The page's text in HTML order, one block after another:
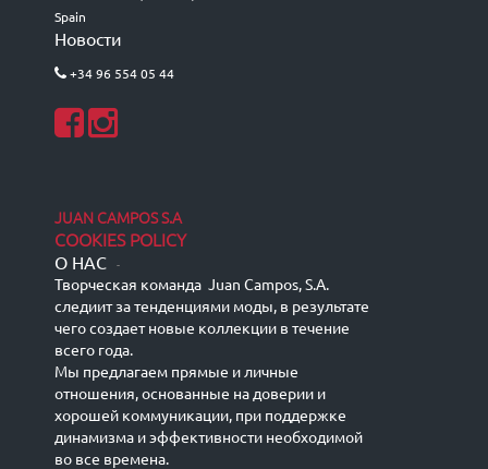
Spain
Новости
+34 96 554 05 44
JUAN CAMPOS S.A
COOKIES POLICY
О НАС -
Творческая команда Juan Campos, S.A.
следиит за тенденциями моды, в результате
чего создает новые коллекции в течение
всего года.
Мы предлагаем прямые и личные
отношения, основанные на доверии и
хорошей коммуникации, при поддержке
динамизма и эффективности необходимой
во все времена.